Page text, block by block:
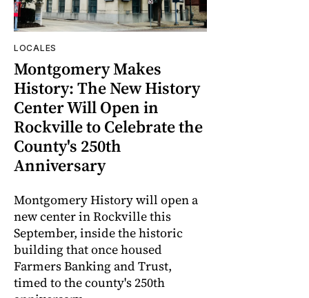
LOCALES
Montgomery Makes
History: The New History
Center Will Open in
Rockville to Celebrate the
County's 250th
Anniversary
Montgomery History will open a
new center in Rockville this
September, inside the historic
building that once housed
Farmers Banking and Trust,
timed to the county's 250th